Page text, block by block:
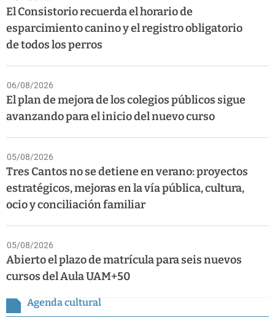
El Consistorio recuerda el horario de
esparcimiento canino y el registro obligatorio
de todos los perros
06/08/2026
El plan de mejora de los colegios públicos sigue
avanzando para el inicio del nuevo curso
05/08/2026
Tres Cantos no se detiene en verano: proyectos
estratégicos, mejoras en la vía pública, cultura,
ocio y conciliación familiar
05/08/2026
Abierto el plazo de matrícula para seis nuevos
cursos del Aula UAM+50
Agenda cultural